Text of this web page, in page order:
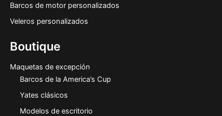
Barcos de motor personalizados
Veleros personalizados
Boutique
Maquetas de excepción
Barcos de la America’s Cup
Yates clásicos
Modelos de escritorio